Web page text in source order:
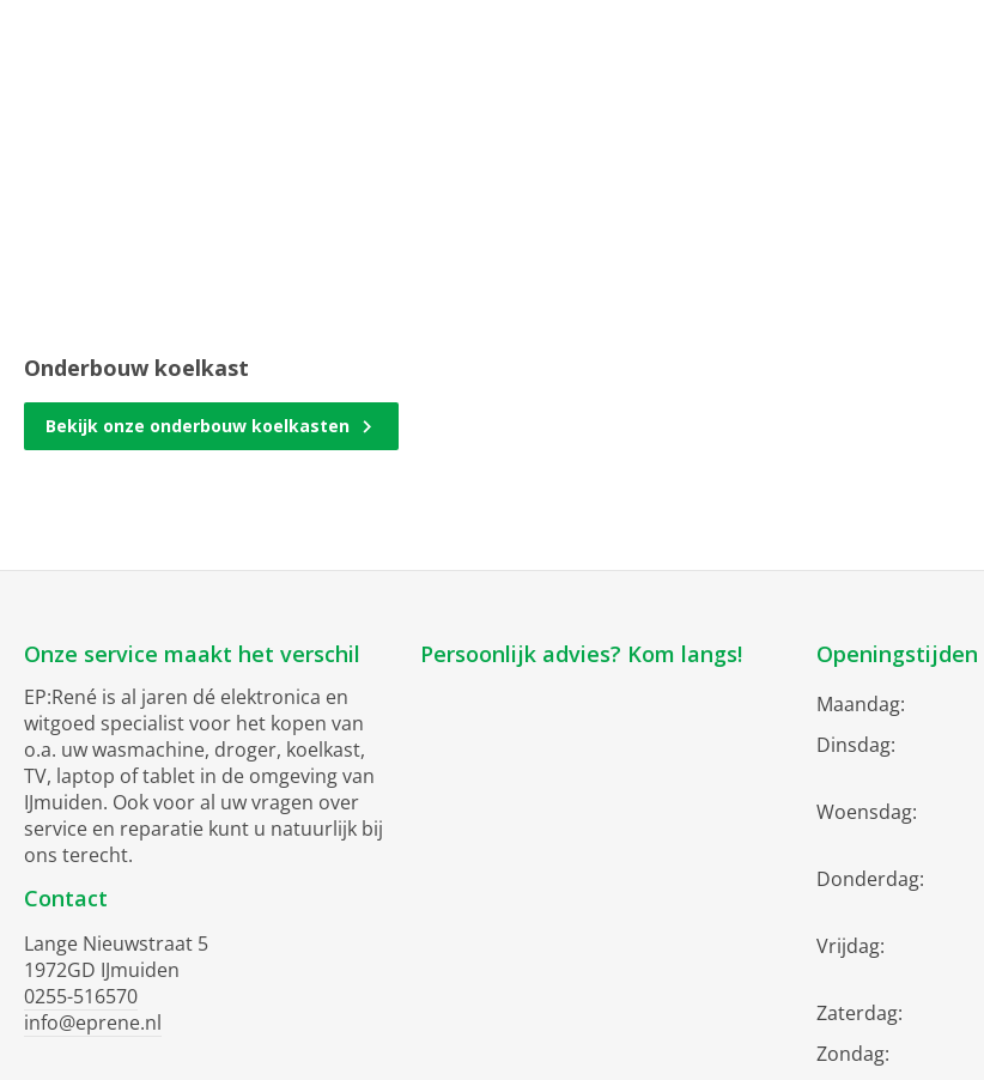
Onderbouw koelkast
Bekijk onze onderbouw koelkasten
Onze service maakt het verschil
EP:René is al jaren dé elektronica en
witgoed specialist voor het kopen van
o.a. uw wasmachine, droger, koelkast,
TV, laptop of tablet in de omgeving van
IJmuiden. Ook voor al uw vragen over
service en reparatie kunt u natuurlijk bij
ons terecht.
Contact
Lange Nieuwstraat 5
1972GD IJmuiden
0255-516570
info@eprene.nl
Persoonlijk advies? Kom langs! Openingstijden
Maandag:
Dinsdag:
Woensdag:
Donderdag:
Vrijdag:
Zaterdag:
Zondag: